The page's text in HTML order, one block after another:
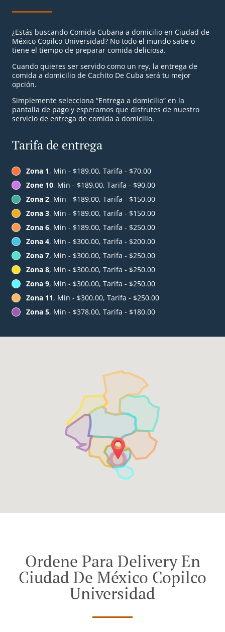
¿Estás buscando Comida Cubana a domicilio en Ciudad de
México Copilco Universidad? No todo el mundo sabe o
tiene el tiempo de preparar comida deliciosa.
Cuando quieres ser servido como un rey, la entrega de
comida a domicilio de Cachito De Cuba será tu mejor
opción.
Simplemente selecciona “Entrega a domicilio” en la
pantalla de pago y esperamos que disfrutes de nuestro
servicio de entrega de comida a domicilio.
Tarifa de entrega
Zona 1, Min - $189.00, Tarifa - $70.00
Zone 10, Min - $189.00, Tarifa - $90.00
Zona 2, Min - $189.00, Tarifa - $150.00
Zona 3, Min - $189.00, Tarifa - $150.00
Zona 6, Min - $189.00, Tarifa - $250.00
Zona 4, Min - $300.00, Tarifa - $200.00
Zona 7, Min - $300.00, Tarifa - $250.00
Zona 8, Min - $300.00, Tarifa - $250.00
Zona 9, Min - $300.00, Tarifa - $250.00
Zona 11, Min - $300.00, Tarifa - $250.00
Zona 5, Min - $378.00, Tarifa - $180.00
Ordene Para Delivery En
Ciudad De México Copilco
Universidad